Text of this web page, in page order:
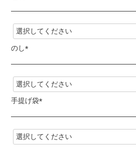
(
必
須
)
のし
(
須
)
手提げ袋
(
須